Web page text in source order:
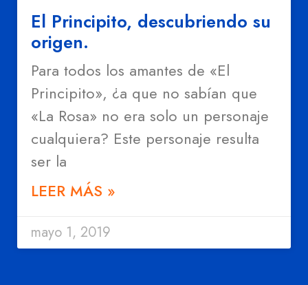
El Principito, descubriendo su
origen.
Para todos los amantes de «El
Principito», ¿a que no sabían que
«La Rosa» no era solo un personaje
cualquiera? Este personaje resulta
ser la
LEER MÁS »
mayo 1, 2019